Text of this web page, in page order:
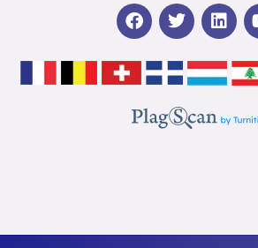
F
a
e
b
o
T
w
t
t
r
L
i
k
e
i